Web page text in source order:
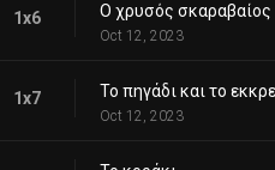
1x6 Ο χρυσός σκαραβαίος
Oct 12, 2023
1x7 Το πηγάδι και το
Oct 12, 2023